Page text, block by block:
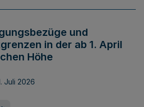
und
in der ab 1. April
Höhe
Juli 2026